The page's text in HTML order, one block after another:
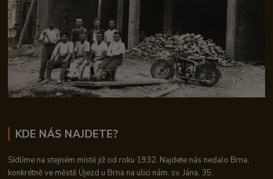
KDE NÁS NAJDETE?
Sídlíme na stejném místě již od roku 1932. Najdete nás nedalo Brna,
konkrétně ve městě Újezd u Brna na ulici nám. sv. Jána, 35.